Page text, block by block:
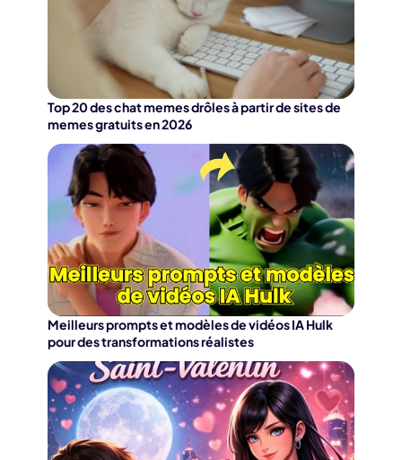
Top 20 des chat memes drôles à partir de sites de
memes gratuits en 2026
Meilleurs prompts et modèles de vidéos IA Hulk
pour des transformations réalistes